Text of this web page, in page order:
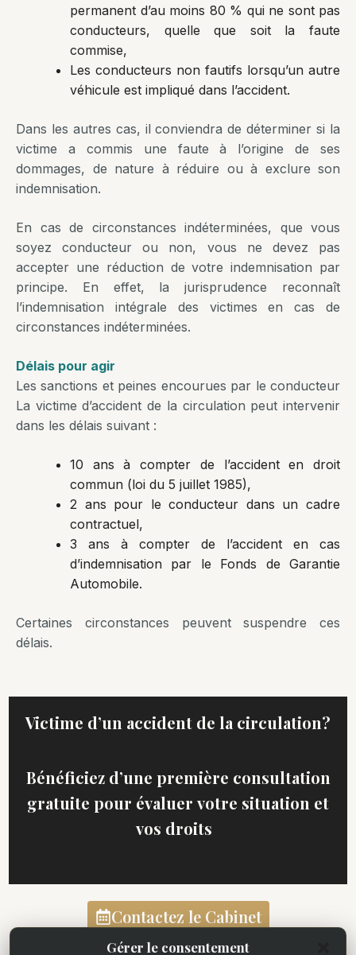
Gérer le consentement
permanent d’au moins 80 % qui ne sont pas
conducteurs, quelle que soit la faute
commise,
Les conducteurs non fautifs lorsqu’un autre
véhicule est impliqué dans l’accident.
Dans les autres cas, il conviendra de déterminer si la
victime a commis une faute à l’origine de ses
dommages, de nature à réduire ou à exclure son
indemnisation.
En cas de circonstances indéterminées, que vous
soyez conducteur ou non, vous ne devez pas
accepter une réduction de votre indemnisation par
principe. En effet, la jurisprudence reconnaît
l’indemnisation intégrale des victimes en cas de
circonstances indéterminées.
Délais pour agir
Les sanctions et peines encourues par le conducteur
La victime d’accident de la circulation peut intervenir
dans les délais suivant :
10 ans à compter de l’accident en droit
commun (loi du 5 juillet 1985),
2 ans pour le conducteur dans un cadre
contractuel,
3 ans à compter de l’accident en cas
d’indemnisation par le Fonds de Garantie
Automobile.
Certaines circonstances peuvent suspendre ces
délais.
Victime d’un accident de la circulation?
Bénéficiez d’une première consultation
gratuite pour évaluer votre situation et
vos droits
Contactez le Cabinet
Voir les honoraires